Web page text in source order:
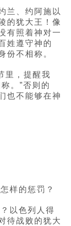
兰、约阿施以
的犹大王！像
有照着神对一
姓遵守神的
份不相称。
里，提醒我
。”否则的
也不能够在神
样的惩罚？
以色列人得
待战败的犹大